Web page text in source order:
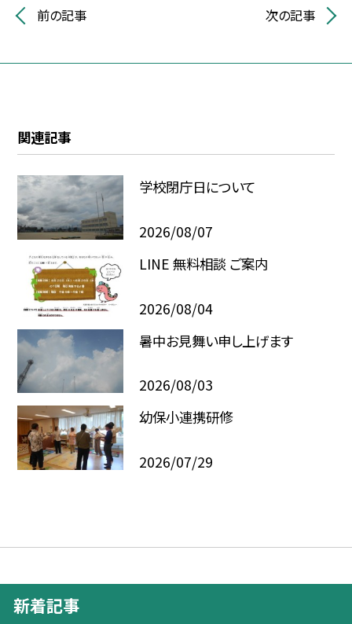
前の記事 次の記事
関連記事
学校閉庁日について
2026/08/07
LINE 無料相談 ご案内
2026/08/04
暑中お見舞い申し上げます
2026/08/03
幼保小連携研修
2026/07/29
新着記事